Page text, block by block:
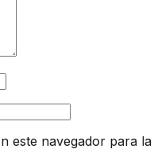
este navegador para la